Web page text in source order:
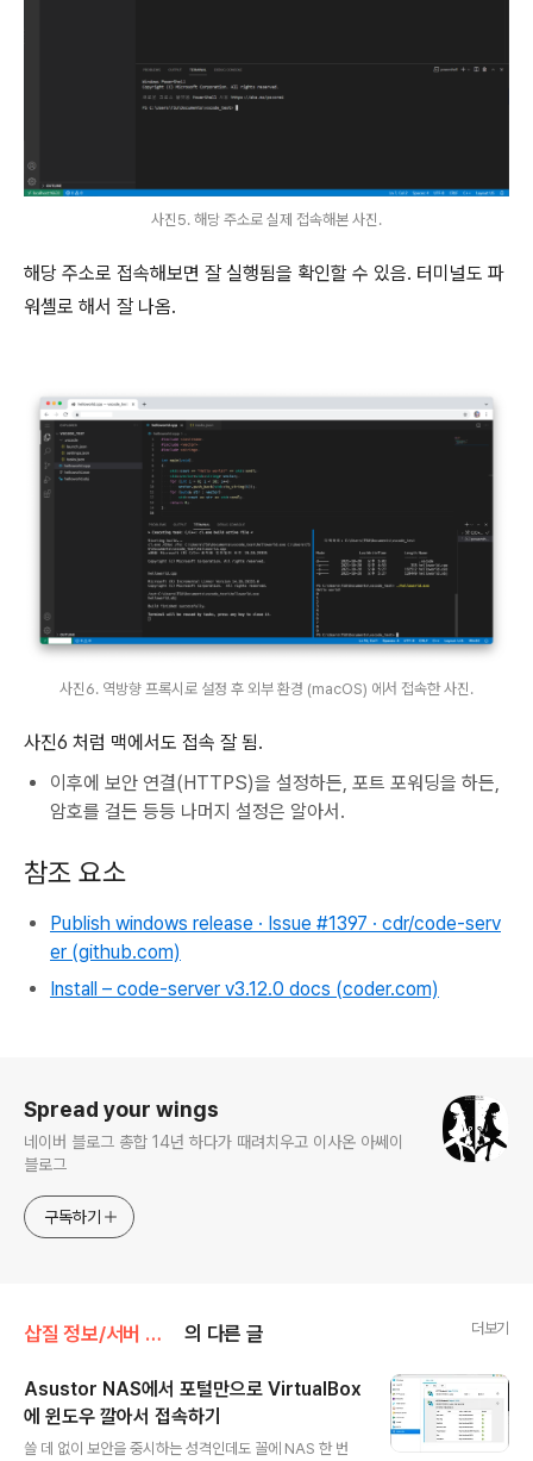
사진5. 해당 주소로 실제 접속해본 사진.
해당 주소로 접속해보면 잘 실행됨을 확인할 수 있음. 터미널도 파
워셸로 해서 잘 나옴.
사진6. 역방향 프록시로 설정 후 외부 환경 (macOS) 에서 접속한 사진.
사진6 처럼 맥에서도 접속 잘 됨.
이후에 보안 연결(HTTPS)을 설정하든, 포트 포워딩을 하든,
암호를 걸든 등등 나머지 설정은 알아서.
참조 요소
Publish windows release · Issue #1397 · cdr/code-serv
er (github.com)
Install – code-server v3.12.0 docs (coder.com)
Spread your wings
네이버 블로그 총합 14년 하다가 때려치우고 이사온 아쎄이
블로그
구독하기
삽질 정보/서버 관리 의 다른 글 더보기
Asustor NAS에서 포털만으로 VirtualBox
에 윈도우 깔아서 접속하기
쓸 데 없이 보안을 중시하는 성격인데도 꼴에 NAS 한 번